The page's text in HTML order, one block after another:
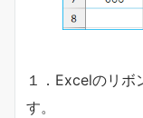
１．Excelのリ
す。